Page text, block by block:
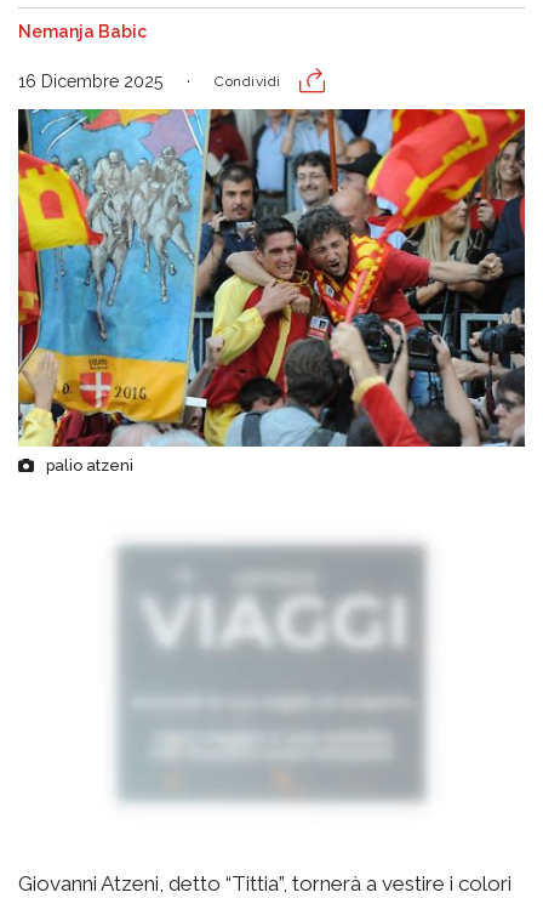
Nemanja Babic
16 Dicembre 2025 Condividi
palio atzeni
Giovanni Atzeni, detto “Tittia”, tornerà a vestire i colori